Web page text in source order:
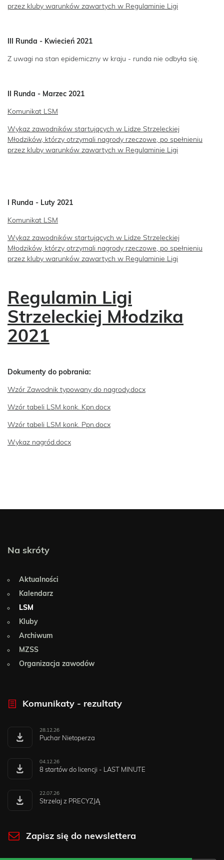
przez kluby warunków zawartych w Regulaminie Ligi
III Runda - Kwiecień 2021
Z uwagi na stan epidemiczny w kraju - runda nie odbyła się.
II Runda - Marzec 2021
Komunikat LSM
Wykaz zawodników startujących w Lidze Strzeleckiej
Młodzików, którzy otrzymali nagrody rzeczowe, po spełnieniu
przez kluby warunków zawartych w Regulaminie Ligi
I Runda - Luty 2021
Komunikat LSM
Wykaz zawodników startujących w Lidze Strzeleckiej
Młodzików, którzy otrzymali nagrody rzeczowe, po spełnieniu
przez kluby warunków zawartych w Regulaminie Ligi
Regulamin Ligi
Strzeleckiej Młodzika
2021
Dokumenty do pobrania:
Wzór Zawodnik typowany do nagrody.docx
Wzór tabeli LSM konk. Kpn.docx
Wzór tabeli LSM konk. Ppn.docx
Wykaz nagród.docx
Na skróty
Aktualności
Kalendarz
LSM
Kluby
Archiwum
MZSS
Organizacja zawodów
Komunikaty - rezultaty
28.12.26
Puchar Nietoperza
04.12.26
8 startów do licencji - LAST MINUTE
22.07.26
Strzelaj z PRECYZJĄ
Zapisz się do newslettera